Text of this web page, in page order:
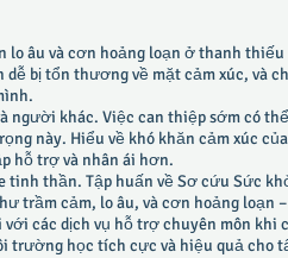
âu và cơn hoảng loạn ở thanh thiếu
bị tổn thương về mặt cảm xúc, và
người khác. Việc can thiệp sớm có
này. Hiểu về khó khăn cảm xúc
hỗ trợ và nhân ái hơn.
thần. Tập huấn về Sơ cứu Sức
trầm cảm, lo âu, và cơn hoảng loạn
các dịch vụ hỗ trợ chuyên môn khi
trường học tích cực và hiệu quả cho